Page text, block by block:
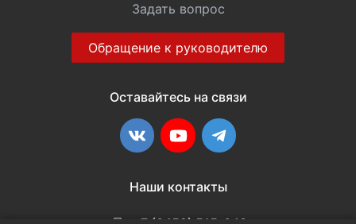
Задать вопрос
Обращение к руководителю
Оставайтесь на связи
ВКонтакте
YouTubeTelegram
Наши контакты